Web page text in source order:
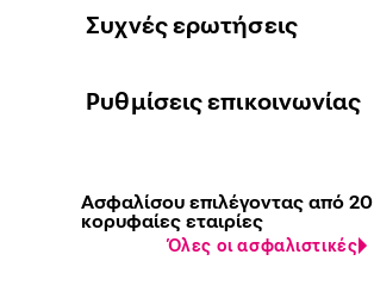
Συχνές ερωτήσεις
Ρυθμίσεις επικοινωνίας
Ασφαλίσου επιλέγοντας από 20
κορυφαίες εταιρίες
Όλες οι ασφαλιστικές